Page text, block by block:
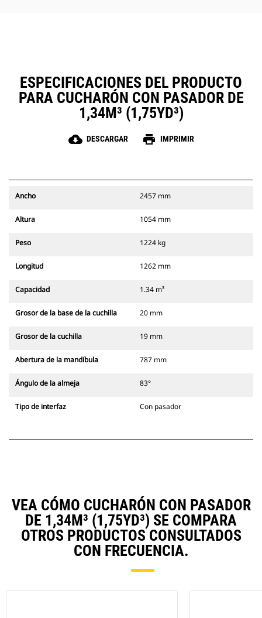
ESPECIFICACIONES DEL PRODUCTO
PARA CUCHARÓN CON PASADOR DE
1,34M³ (1,75YD³)
cloud_download DESCARGAR print IMPRIMIR
Ancho 2457 mm
Altura 1054 mm
Peso 1224 kg
Longitud 1262 mm
Capacidad 1.34 m³
Grosor de la base de la cuchilla 20 mm
Grosor de la cuchilla 19 mm
Abertura de la mandíbula 787 mm
Ángulo de la almeja 83°
Tipo de interfaz Con pasador
VEA CÓMO CUCHARÓN CON PASADOR
DE 1,34M³ (1,75YD³) SE COMPARA
OTROS PRODUCTOS CONSULTADOS
CON FRECUENCIA.